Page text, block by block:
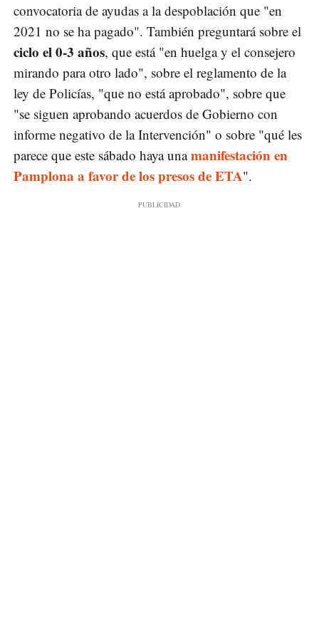
convocatoria de ayudas a la despoblación que "en
2021 no se ha pagado". También preguntará sobre el
ciclo el 0-3 años, que está "en huelga y el consejero
mirando para otro lado", sobre el reglamento de la
ley de Policías, "que no está aprobado", sobre que
"se siguen aprobando acuerdos de Gobierno con
informe negativo de la Intervención" o sobre "qué les
parece que este sábado haya unamanifestación en
Pamplona a favor de los presos de ETA".